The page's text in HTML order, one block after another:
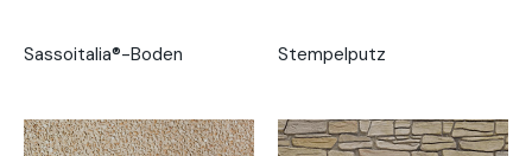
Sassoitalia®-Boden Stempelputz